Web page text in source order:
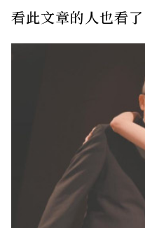
看此文章的人也看